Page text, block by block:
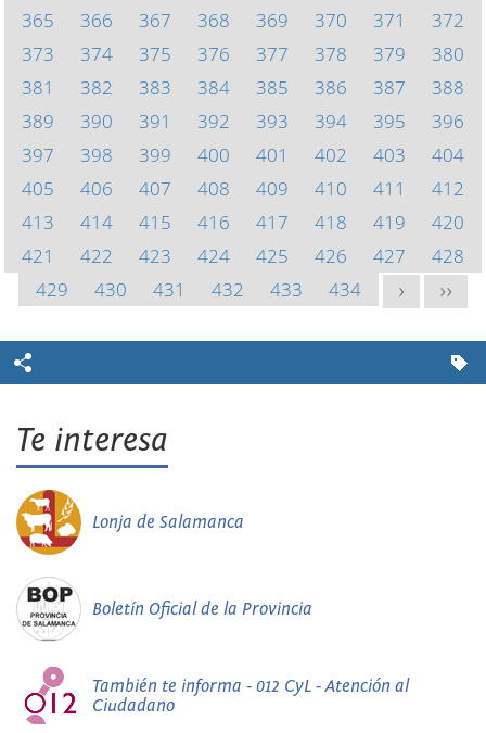
365
366 367 368 369 370 371
372
373
374 375 376 377 378 379
380
381
382 383 384 385 386 387
388
389
390 391 392 393 394 395
396
397
398 399 400 401 402 403
404
405
406 407 408 409 410 411
412
413
414 415 416 417 418 419
420
421
422 423 424 425 426 427
428
429
430 431 432 433 434 > >>
Te interesa
Lonja de Salamanca
Boletín Oficial de la Provincia
También te informa - 012 CyL - Atención al
Ciudadano